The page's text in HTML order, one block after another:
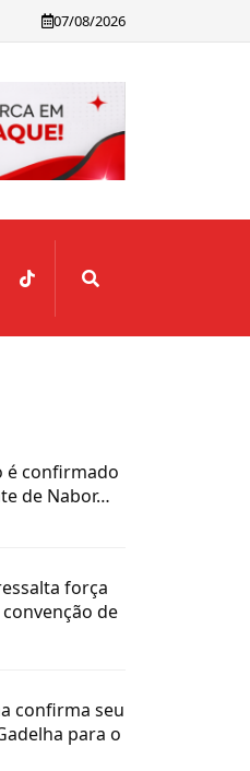
07/08/2026
é confirmado
de Nabor…
força
de
confirma seu
para o